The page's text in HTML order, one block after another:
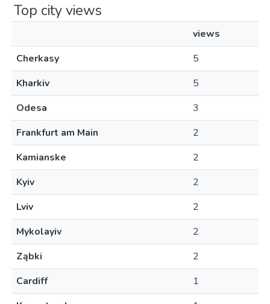
Top city views
views
Cherkasy
5
Kharkiv
5
Odesa
3
Frankfurt am Main
2
Kamianske
2
Kyiv
2
Lviv
2
Mykolayiv
2
Ząbki
2
Cardiff
1